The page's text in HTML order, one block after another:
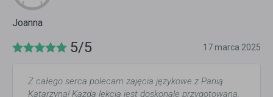
Joanna
5/5 17 marca 2025
Z całego serca polecam zajęcia językowe z Panią
Katarzyną! Każda lekcja jest doskonale przygotowana,